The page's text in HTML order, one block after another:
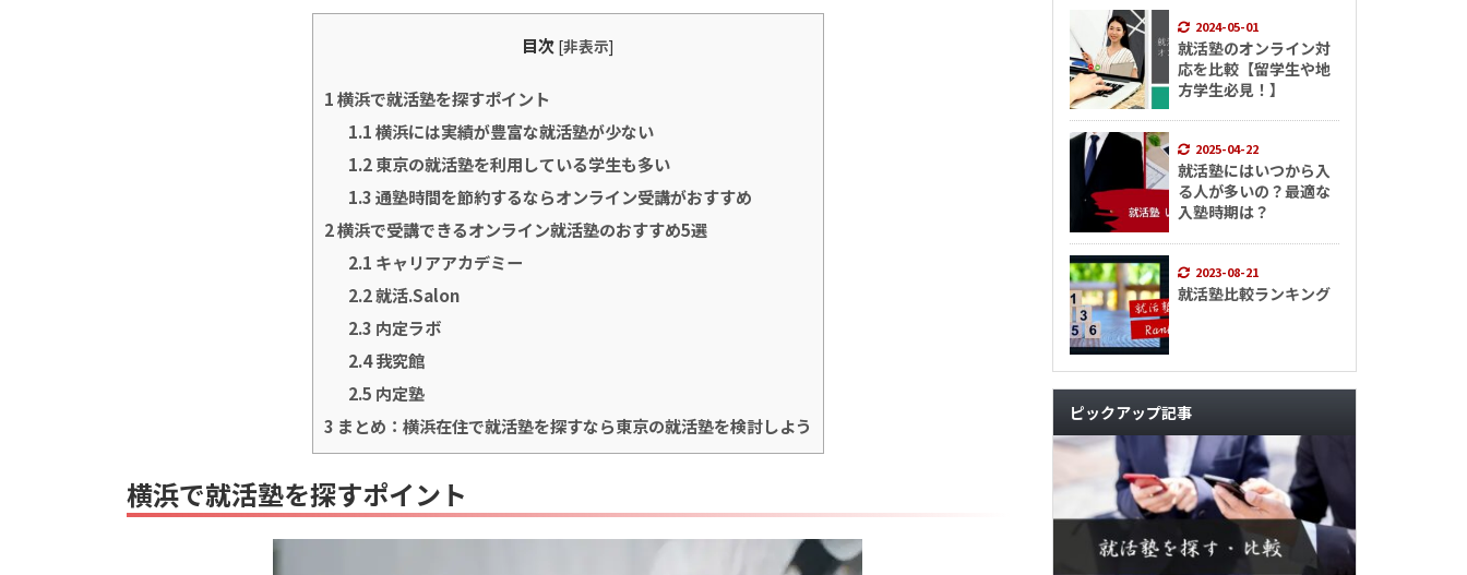
目次 [非表示]
1横浜で就活塾を探すポイント
1.1横浜には実績が豊富な就活塾が少ない
1.2東京の就活塾を利用している学生も多い
1.3通塾時間を節約するならオンライン受講がおすすめ
2横浜で受講できるオンライン就活塾のおすすめ5選
2.1 キャリアアカデミー
2.2就活.Salon
2.3 内定ラボ
2.4我究館
2.5 内定塾
3 まとめ：横浜在住で就活塾を探すなら東京の就活塾を検討しよう
横浜で就活塾を探すポイント
2024-05-01
就活塾のオンライン対
応を比較【留学生や地
方学生必見！】
2025-04-22
就活塾にはいつから入
る人が多いの？最適な
入塾時期は？
2023-08-21
就活塾比較ランキング
ピックアップ記事